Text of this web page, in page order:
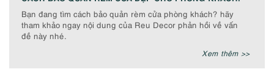
Bạn đang tìm cách bảo quản rèm cửa phòng khách? hãy
tham khảo ngay nội dung của Reu Decor phản hồi về vấn
đề này nhé.
Xem thêm >>